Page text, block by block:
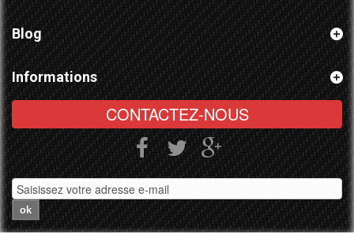
Blog
Informations
CONTACTEZ-NOUS
ok